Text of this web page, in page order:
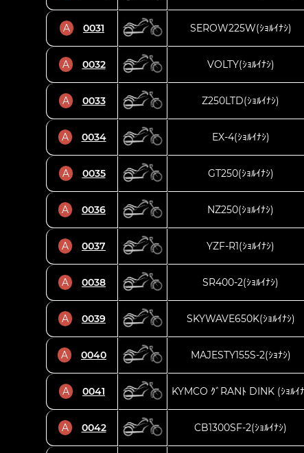
A 0031 SEROW225W(ｼｮﾙｲﾅｼ)
A 0032 VOLTY(ｼｮﾙｲﾅｼ)
A 0033 Z250LTD(ｼｮﾙｲﾅｼ)
A 0034 EX-4(ｼｮﾙｲﾅｼ)
A 0035 GT250(ｼｮﾙｲﾅｼ)
A 0036 NZ250(ｼｮﾙｲﾅｼ)
A 0037 YZF-R1(ｼｮﾙｲﾅｼ)
A 0038 SR400-2(ｼｮﾙｲﾅｼ)
A 0039 SKYWAVE650K(ｼｮﾙｲﾅｼ)
A 0040 MAJESTY155S-2(ｼｮﾅｼ)
A 0041 KYMCO ｸﾞRANﾄ DINK (ｼｮﾙｲ
A 0042 CB1300SF-2(ｼｮﾙｲﾅｼ)